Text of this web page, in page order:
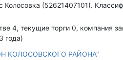
Колосовка (52621407101).
4, текущие торги 0, компания
года)
КОЛОСОВСКОГО РАЙОНА"